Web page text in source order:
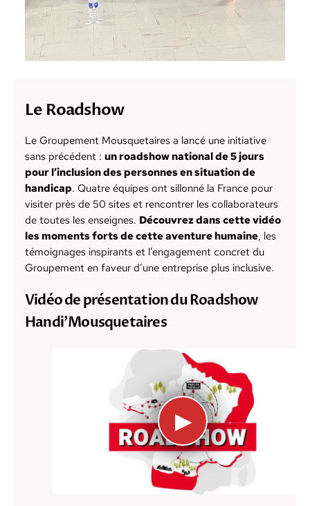
Le Roadshow
Le Groupement Mousquetaires a lancé une initiative
sans précédent : un roadshow national de 5 jours
pour l’inclusion des personnes en situation de
handicap. Quatre équipes ont sillonné la France pour
visiter près de 50 sites et rencontrer les collaborateurs
de toutes les enseignes. Découvrez dans cette vidéo
les moments forts de cette aventure humaine, les
témoignages inspirants et l’engagement concret du
Groupement en faveur d’une entreprise plus inclusive.
Vidéo de présentation du Roadshow
Handi’Mousquetaires
▶